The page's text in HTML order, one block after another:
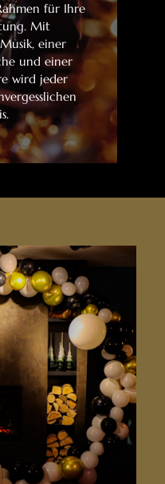
für Ihre
Mit
einer
und einer
wird jeder